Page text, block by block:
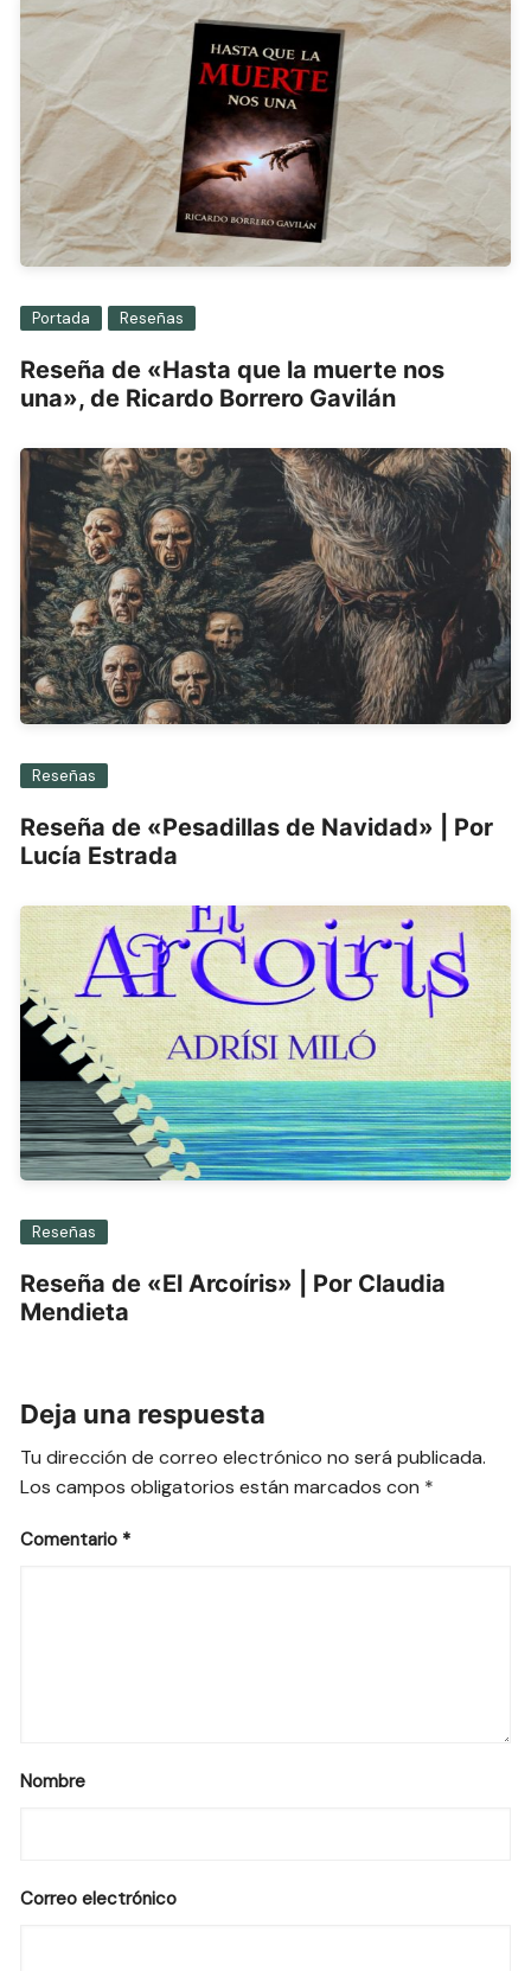
Portada Reseñas
Reseña de «Hasta que la muerte nos
una», de Ricardo Borrero Gavilán
Reseñas
Reseña de «Pesadillas de Navidad» | Por
Lucía Estrada
Reseñas
Reseña de «El Arcoíris» | Por Claudia
Mendieta
Deja una respuesta
Tu dirección de correo electrónico no será publicada.
Los campos obligatorios están marcados con *
Comentario *
Nombre
Correo electrónico